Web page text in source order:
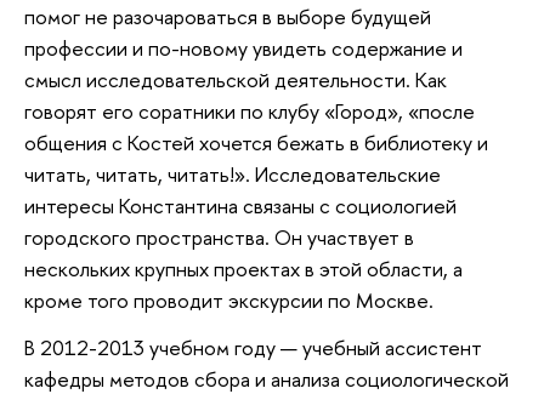
помог не разочароваться в выборе будущей
профессии и по-новому увидеть содержание и
смысл исследовательской деятельности. Как
говорят его соратники по клубу «Город», «после
общения с Костей хочется бежать в библиотеку и
читать, читать, читать!». Исследовательские
интересы Константина связаны с социологией
городского пространства. Он участвует в
нескольких крупных проектах в этой области, а
кроме того проводит экскурсии по Москве.
В 2012-2013 учебном году — учебный ассистент
кафедры методов сбора и анализа социологической